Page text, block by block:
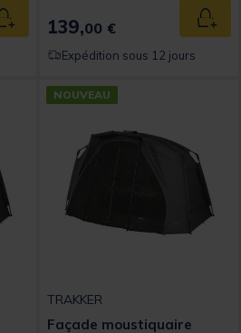
Ajouter au panier
139,00 €
Expédition sous 12 jours
NOUVEAU
TRAKKER
Façade moustiquaire